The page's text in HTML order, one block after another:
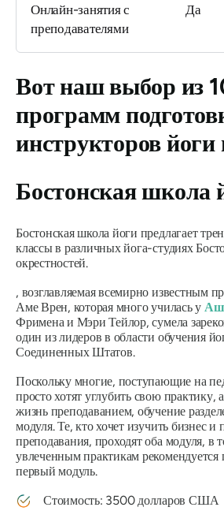
Онлайн-занятия с
преподавателями
Да
Вот наш выбор из
программ
инструкторов йоги
Бостонская школа
Бостонская школа йоги предлагает
классы в различных йога-студиях
окрестностей.
, возглавляемая всемирно известным
Аме Врен, которая много училась у
Фримена и Мэри Тейлор, сумела
один из лидеров в области обучения
Соединенных Штатов.
Поскольку многие, поступающие на
просто хотят углубить свою практику,
жизнь преподаванием, обучение
модуля. Те, кто хочет изучить бизнес и
преподавания, проходят оба модуля, в
увлеченным практикам рекомендуется
первый модуль.
Стоимость: 3500 долларов США